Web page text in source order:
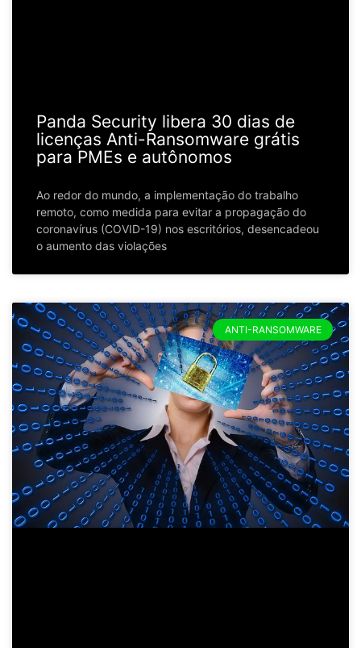
Panda Security libera 30 dias de
licenças Anti-Ransomware grátis
para PMEs e autônomos
Ao redor do mundo, a implementação do trabalho
remoto, como medida para evitar a propagação do
coronavírus (COVID-19) nos escritórios, desencadeou
o aumento das violações
ANTI-RANSOMWARE